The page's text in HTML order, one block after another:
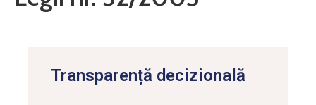
Transparență decizională